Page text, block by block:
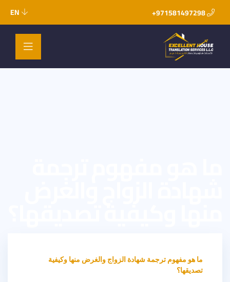
971581497298+
EN
ما هو مفهوم ترجمة شهادة الزواج والغرض منها وكيفية
تصديقها؟